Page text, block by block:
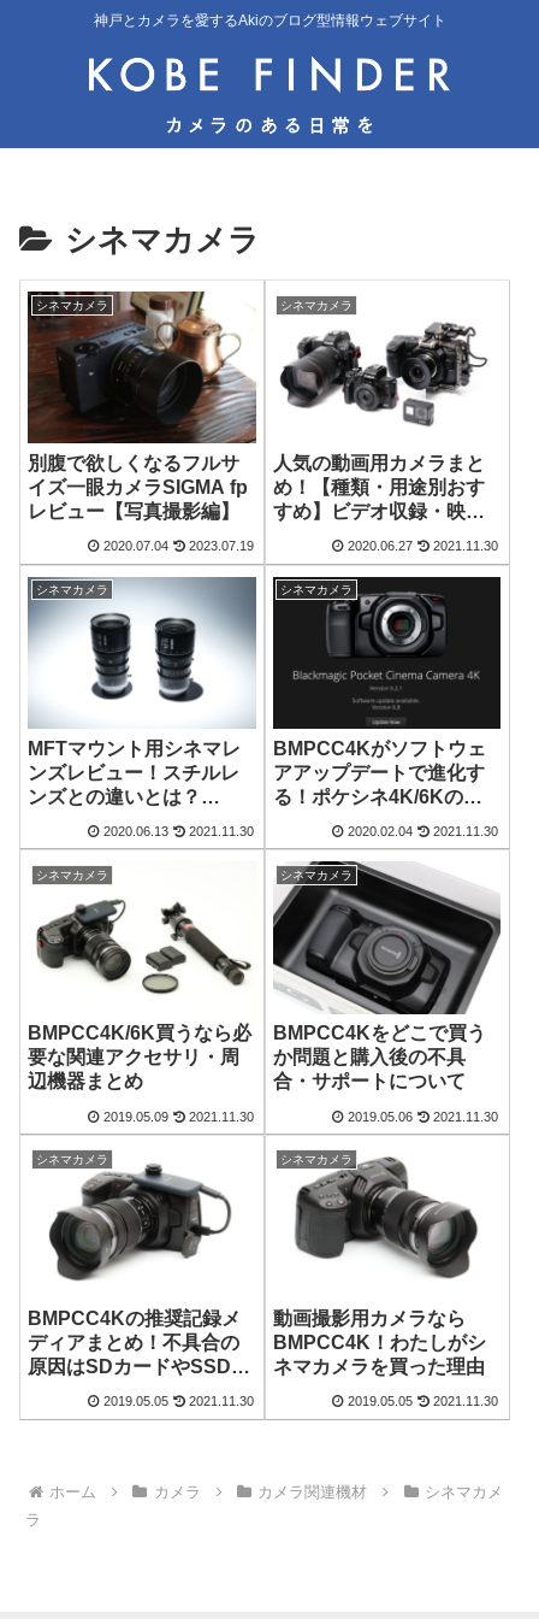
神戸とカメラを愛するAkiのブログ型情報ウェブサイト
シネマカメラ
シネマカメラ
別腹で欲しくなるフルサ
イズ一眼カメラSIGMA fp
レビュー【写真撮影編】
2020.07.04 2023.07.19
シネマカメラ
人気の動画用カメラまと
め！【種類・用途別おす
すめ】ビデオ収録・映像
制作する人必見
2020.06.27 2021.11.30
シネマカメラ
MFTマウント用シネマレ
ンズレビュー！スチルレ
ンズとの違いとは？
【DZOFilm】
2020.06.13 2021.11.30
シネマカメラ
BMPCC4Kがソフトウェ
アアップデートで進化す
る！ポケシネ4K/6Kの起
動時間が早くなりました
2020.02.04 2021.11.30
シネマカメラ
BMPCC4K/6K買うなら必
要な関連アクセサリ・周
辺機器まとめ
2019.05.09 2021.11.30
シネマカメラ
BMPCC4Kをどこで買う
か問題と購入後の不具
合・サポートについて
2019.05.06 2021.11.30
シネマカメラ
BMPCC4Kの推奨記録メ
ディアまとめ！不具合の
原因はSDカードやSSDか
2019.05.05 2021.11.30
シネマカメラ
動画撮影用カメラなら
BMPCC4K！わたしがシ
ネマカメラを買った理由
2019.05.05 2021.11.30
ホーム カメラ カメラ関連機材
シネマカメ
ラ